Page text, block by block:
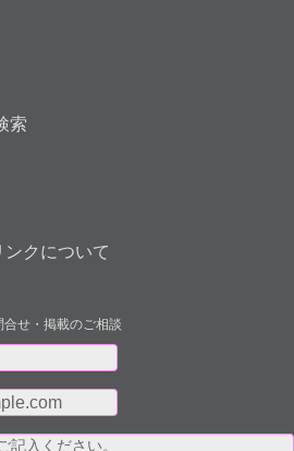
索
クについて
合せ・掲載のご相談